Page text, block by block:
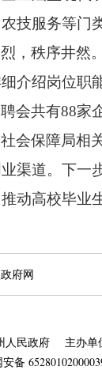
农技服务等门
，秩序井然
介绍岗位职能
会共有88家
会保障局相
渠道。 下一
动高校毕业
府网
人民政府 主办单
备